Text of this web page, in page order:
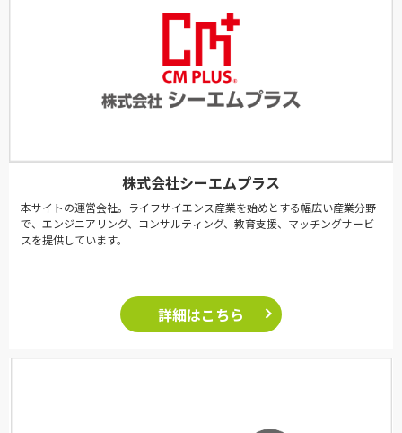
株式会社シーエムプラス
本サイトの運営会社。ライフサイエンス産業を始めとする幅広い産業分野
で、エンジニアリング、コンサルティング、教育支援、マッチングサービ
スを提供しています。
詳細はこちら